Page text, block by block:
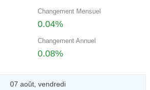
Changement Mensuel
0.04%
Changement Annuel
0.08%
07 août, vendredi